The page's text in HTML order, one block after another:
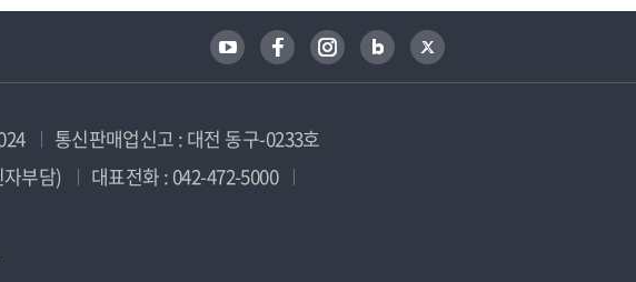
통신판매업신고 : 대전 동구-0233호
부담)
대표전화 : 042-472-5000